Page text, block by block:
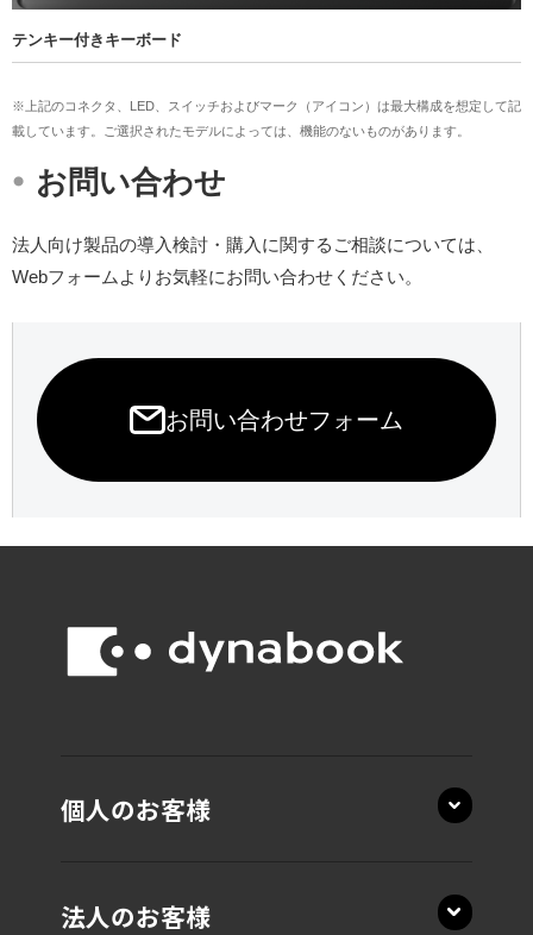
テンキー付きキーボード
※上記のコネクタ、LED、スイッチおよびマーク（アイコン）は最大構成を想定して記
載しています。ご選択されたモデルによっては、機能のないものがあります。
お問い合わせ
法人向け製品の導入検討・購入に関するご相談については、
Webフォームよりお気軽にお問い合わせください。
お問い合わせフォーム
個人のお客様
法人のお客様